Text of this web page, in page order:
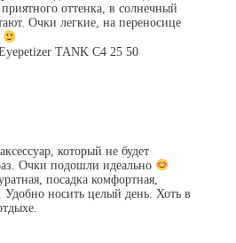
оттенка, в солнечный
Очки легкие, на переносице
TANK C4 25 50
который не будет
Очки подошли идеально
посадка комфортная,
Удобно носить целый день. Хоть в